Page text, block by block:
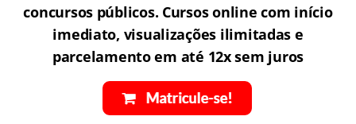
concursos públicos. Cursos online com início
imediato, visualizações ilimitadas e
parcelamento em até 12x sem juros